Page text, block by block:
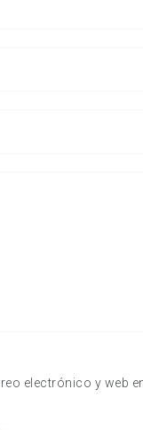
electrónico y web